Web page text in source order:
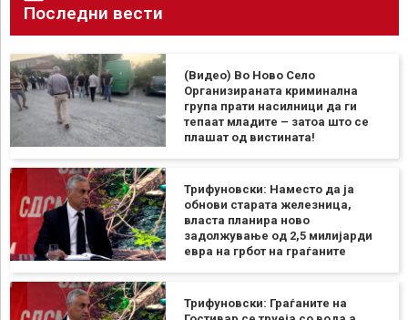
Последни вести
(Видео) Во Ново Село
Организираната криминална
група прати насилници да ги
тепаат младите – затоа што се
плашат од вистината!
Трифуновски: Наместо да ја
обнови старата железница,
власта планира ново
задолжување од 2,5 милијарди
евра на грбот на граѓаните
Трифуновски: Граѓаните на